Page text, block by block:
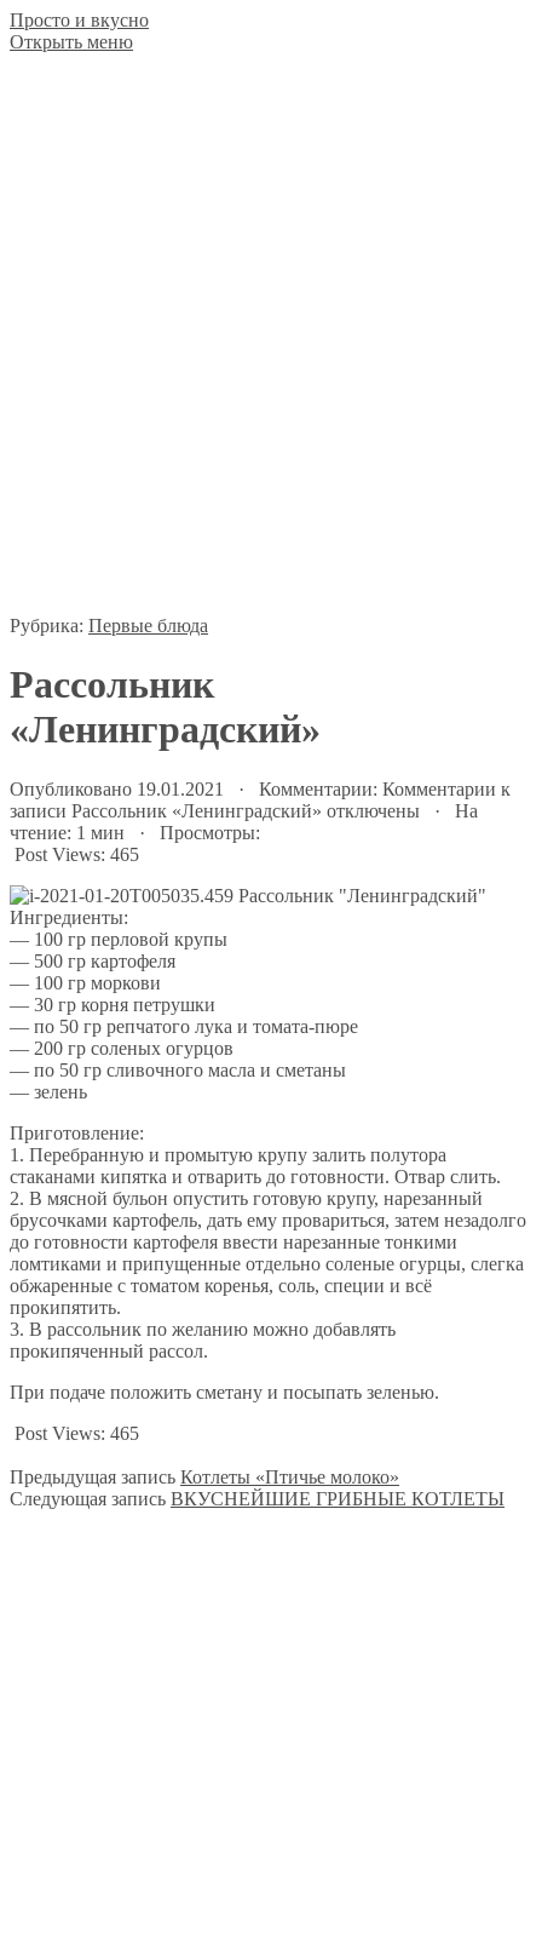
Просто и вкусно
Открыть меню
Рубрика: Первые блюда
Рассольник
«Ленинградский»
Опубликовано 19.01.2021 · Комментарии: Комментарии к
записи Рассольник «Ленинградский» отключены · На
чтение: 1 мин · Просмотры:
Post Views: 465
Ингредиенты:
— 100 гр перловой крупы
— 500 гр картофеля
— 100 гр моркови
— 30 гр корня петрушки
— по 50 гр репчатого лука и томата-пюре
— 200 гр соленых огурцов
— по 50 гр сливочного масла и сметаны
— зелень
Приготовление:
1. Перебранную и промытую крупу залить полутора
стаканами кипятка и отварить до готовности. Отвар слить.
2. В мясной бульон опустить готовую крупу, нарезанный
брусочками картофель, дать ему провариться, затем незадолго
до готовности картофеля ввести нарезанные тонкими
ломтиками и припущенные отдельно соленые огурцы, слегка
обжаренные с томатом коренья, соль, специи и всё
прокипятить.
3. В рассольник по желанию можно добавлять
прокипяченный рассол.
При подаче положить сметану и посыпать зеленью.
Post Views: 465
Предыдущая запись Котлеты «Птичье молоко»
Следующая запись ВКУСНЕЙШИЕ ГРИБНЫЕ КОТЛЕТЫ